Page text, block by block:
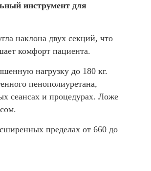
инструмент для
наклона двух секций, что
комфорт пациента.
нагрузку до 180 кг.
пенополиуретана,
сеансах и процедурах. Ложе
пределах от 660 до